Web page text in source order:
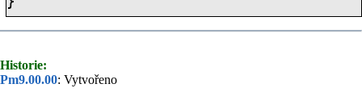
Historie:
Pm9.00.00: Vytvořeno